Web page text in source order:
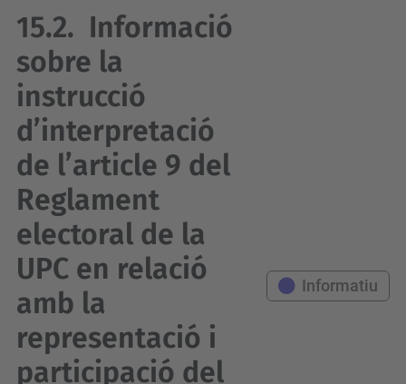
15.2. Informació
sobre la
instrucció
d’interpretació
de l’article 9 del
Reglament
electoral de la
UPC en relació
amb la
representació i
participació del
Informatiu